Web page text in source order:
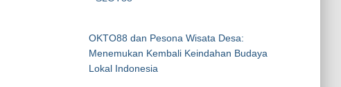
OKTO88 dan Pesona Wisata Desa:
Menemukan Kembali Keindahan Budaya
Lokal Indonesia